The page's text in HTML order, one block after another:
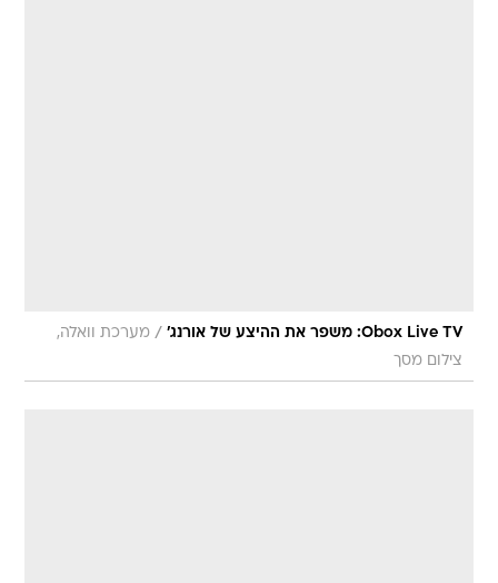
Obox Live TV: משפר את ההיצע של אורנג' / מערכת וואלה,
צילום מסך